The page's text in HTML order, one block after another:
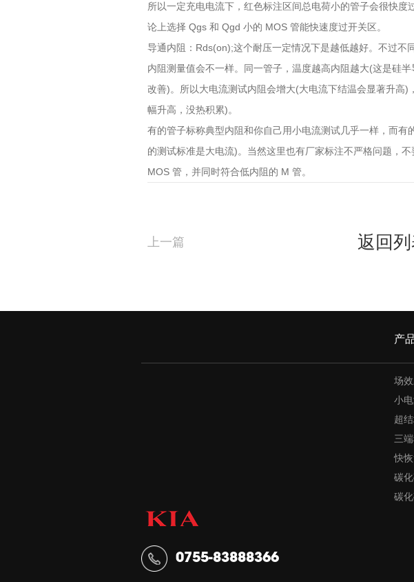
所以一定充电电流下，红色标注区间总电荷小的管子会很快
论上选择 Qgs 和 Qgd 小的 MOS 管能快速度过开关区。
导通内阻：Rds(on);这个耐压一定情况下是越低越好。不过不
内阻测量值会不一样。同一管子，温度越高内阻越大(这是硅
改善)。所以大电流测试内阻会增大(大电流下结温会显著升高
幅升高，没热积累)。
有的管子标称典型内阻和你自己用小电流测试几乎一样，而
的测试标准是大电流)。当然这里也有厂家标注不严格问题，
MOS 管，并同时符合低内阻的 M 管。
上一篇 返回
产
场
小
超
三
快
碳
碳
0755-83888366